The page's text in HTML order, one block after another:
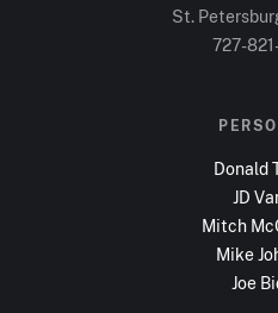
St.
727-
Donald
JD
Mitch
Mike
Joe